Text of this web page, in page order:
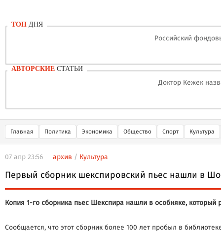
ТОП ДНЯ
Российский
АВТОРСКИЕ СТАТЬИ
Доктор Кежек
Главная Политика Экономика Общество Спорт Культура
07 апр 23:56 архив / Культура
Первый сборник шекспировский пьес нашли в
Копия 1-го сборника пьес Шекспира нашли в особняке,
Сообщается, что этот сборник более 100 лет пробыл в